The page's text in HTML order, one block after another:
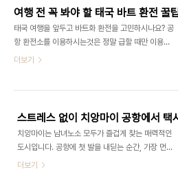
하..
블월렛, 트래블로그, 토스카드 등 일반적인 해외여행
카드로도 태국 ATM에서 인출할 때마다 수수료가 발
생합니다. 우리은행 앱 내에 환전주머니 혹은 환전을
이용하신다면 수수료 없이 인출하실 수 있는 방법을
알려드리겠습니다. 더보기여기서! 트래블월렛, 트래
는 분들은 제가 따로 글 적어놓은 게 있으니 아래 링
태국 여행을 앞두고 바트화 환전을 고민하시나요? 공
항 환전소를 이용하시는것은 정말 급할 때만 이용하
시는 거 아시죠? 왜냐하면 공항은 비싼 환율로 환전
야 할 태국 바트 환전의 모든 것, 지금 바로 확인하세
요. 1. 환율 비교는 필수!출발 전 1-2주 동안 환율 변
동을 주시하세요. 환율이 유리할 때 환전을 하면 더
많은 바트를 받을 수 있습니다. 주식을 분할매수하는
거처럼 환전도 분할로 한다면 큰 손해 보지않고 환전
더보기
치앙마이는 남녀노소 모두가 즐겁게 찾는 매력적인
도시입니다. 공항에 첫 발을 내딛는 순간, 가장 먼저
해결해야 할 과제는 바로 숙소까지 가는 택시를 잡는
더보기